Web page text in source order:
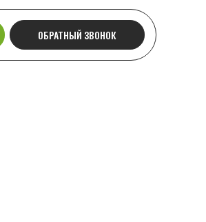
ОБРАТНЫЙ ЗВОНОК